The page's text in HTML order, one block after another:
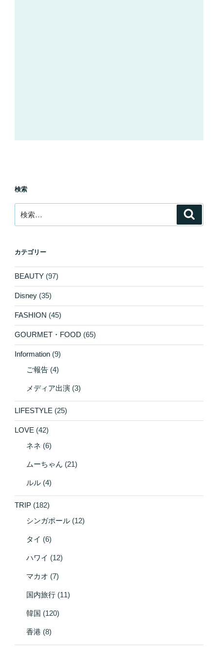
検索
索:
カテゴリー
BEAUTY (97)
Disney (35)
FASHION (45)
GOURMET・FOOD (65)
Information (9)
ご報告 (4)
メディア出演 (3)
LIFESTYLE (25)
LOVE (42)
ネネ (6)
ムーちゃん (21)
ルル (4)
TRIP (182)
シンガポール (12)
タイ (6)
ハワイ (12)
マカオ (7)
国内旅行 (11)
韓国 (120)
香港 (8)